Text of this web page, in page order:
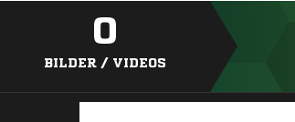
0
BILDER / VIDEOS